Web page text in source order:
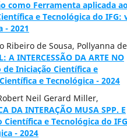
como Ferramenta aplicada ao
e Tecnológica do IFG:
- 2021
Ribeiro de Sousa, Pollyanna de
A INTERCESSÃO DA ARTE NO
Iniciação Científica e
e Tecnológica - 2024
Neil Gerard Miller,
DA INTERAÇÃO MUSA SPP. E
e Tecnológica do
- 2024